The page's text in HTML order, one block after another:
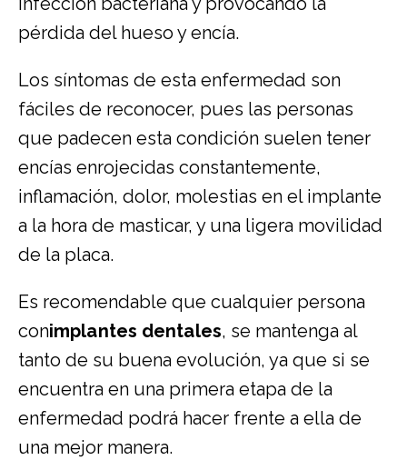
pérdida del hueso y encía.
Los síntomas de esta enfermedad son
fáciles de reconocer, pues las personas
que padecen esta condición suelen tener
encías enrojecidas constantemente,
inflamación, dolor, molestias en el implante
a la hora de masticar, y una ligera movilidad
de la placa.
Es recomendable que cualquier persona
conimplantes dentales, se mantenga al
tanto de su buena evolución, ya que si se
encuentra en una primera etapa de la
enfermedad podrá hacer frente a ella de
una mejor manera.